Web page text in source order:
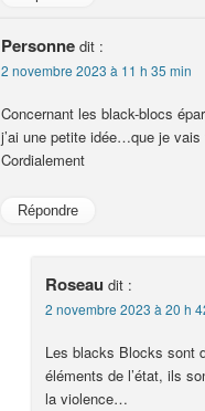
Personne dit :
2 novembre 2023 à 11 h 35 min
Concernant les black-blocs
j’ai une petite idée…que je
Cordialement
Répondre
Roseau dit :
2 novembre 2023 à 20 h
Les blacks Blocks sont
éléments de l’état, ils
la violence…